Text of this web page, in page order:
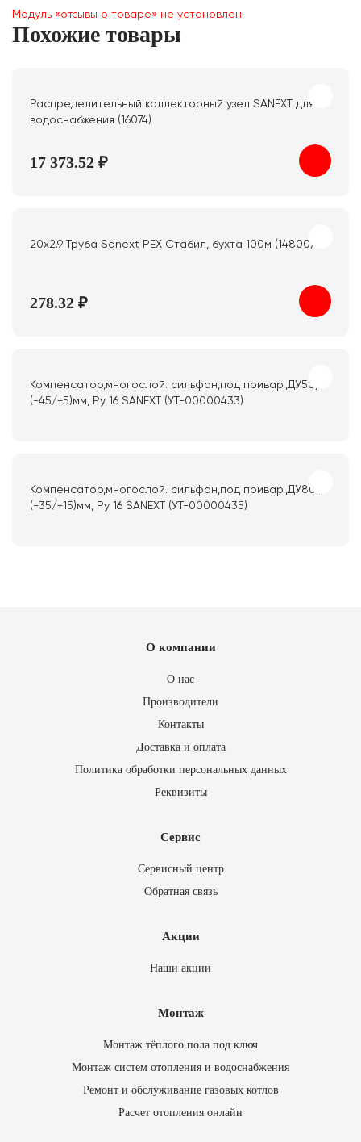
Модуль «отзывы о товаре» не установлен
Похожие товары
Распределительный коллекторный узел SANEXT для
водоснабжения (16074)
17 373.52 ₽
20х2.9 Труба Sanext PEX Стабил, бухта 100м (14800)
278.32 ₽
Компенсатор,многослой. сильфон,под привар.,ДУ50,
(-45/+5)мм, Ру 16 SANEXT (УТ-00000433)
Компенсатор,многослой. сильфон,под привар.,ДУ80,
(-35/+15)мм, Ру 16 SANEXT (УТ-00000435)
О компании
О нас
Производители
Контакты
Доставка и оплата
Политика обработки персональных данных
Реквизиты
Сервис
Сервисный центр
Обратная связь
Акции
Наши акции
Монтаж
Монтаж тёплого пола под ключ
Монтаж систем отопления и водоснабжения
Ремонт и обслуживание газовых котлов
Расчет отопления онлайн